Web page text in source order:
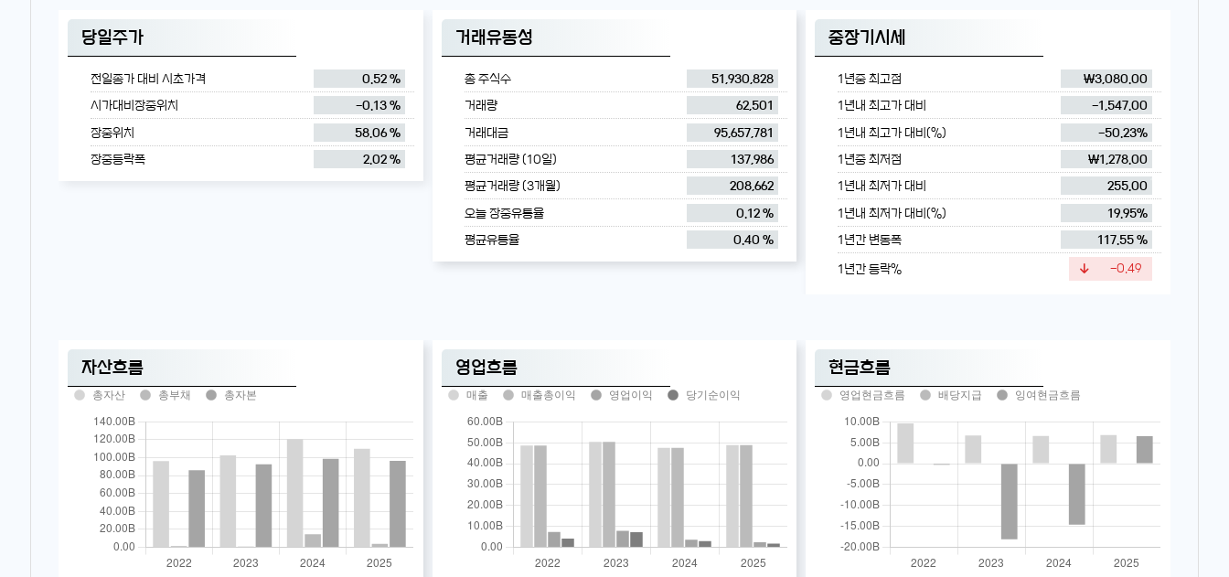
당일주가
전일종가 대비 시초가격
0.52 %
시가대비장중위치
-0.13 %
장중위치
58.06 %
장중등락폭
2.02 %
거래유동성
총 주식수
51,930,828
거래량
62,501
거래대금
95,657,781
평균거래량 (10일)
137,986
평균거래량 (3개월)
208,662
오늘 장중유통율
0.12 %
평균유통율
0.40 %
중장기시세
1년중 최고점
₩3,080.00
1년내 최고가 대비
-1,547.00
1년내 최고가 대비(%)
-50.23%
1년중 최저점
₩1,278.00
1년내 최저가 대비
255.00
1년내 최저가 대비(%)
19.95%
1년간 변동폭
117.55 %
1년간 등락%
-0.49
자산흐름
총자산 총부채 총자본
영업흐름
매출 매출총이익 영업이익 당기순이익
현금흐름
영업현금흐름 배당지급 잉여현금흐름